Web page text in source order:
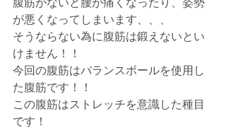
腹筋がないと腰が痛くなったり、姿勢
が悪くなってしまいます、、、
そうならない為に腹筋は鍛えないとい
けません！！
今回の腹筋はバランスボールを使用し
た腹筋です！！
この腹筋はストレッチを意識した種目
です！